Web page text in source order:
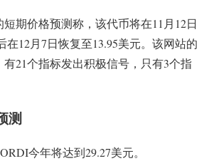
短期价格预测称，该代币将在11月12日
在12月7日恢复至13.95美元。该网站的
21个指标发出积极信号，只有3个指
测
今年将达到29.27美元。